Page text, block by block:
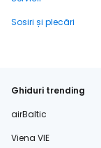
Sosiri și plecări
Ghiduri trending
airBaltic
Viena VIE